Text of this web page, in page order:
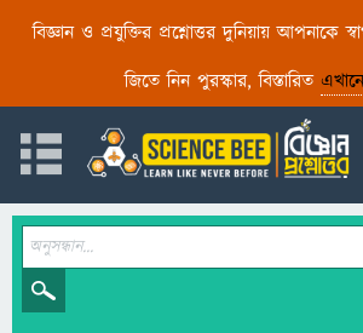
বিজ্ঞান ও প্রযুক্তির প্রশ্নোত্তর দুনিয়ায় আপনাকে
জিতে নিন পুরস্কার, বিস্তারিত এখানে